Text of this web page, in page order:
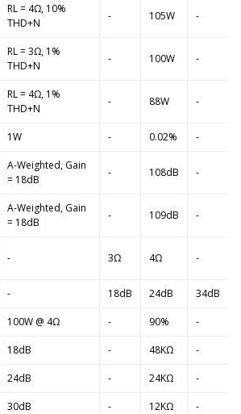
RL = 4Ω, 10%
THD+N
- 105W -
RL = 3Ω, 1%
THD+N
- 100W -
RL = 4Ω, 1%
THD+N
- 88W -
1W - 0.02% -
A-Weighted, Gain
= 18dB
- 108dB -
A-Weighted, Gain
= 18dB
- 109dB -
- 3Ω 4Ω -
- 18dB 24dB 34dB
100W @ 4Ω - 90% -
18dB - 48KΩ -
24dB - 24KΩ -
30dB - 12KΩ -